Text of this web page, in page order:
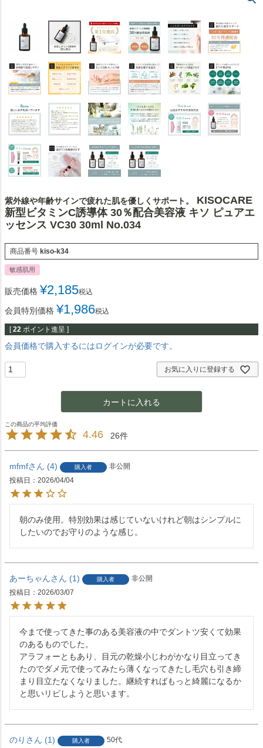
紫外線や年齢サインで疲れた肌を優しくサポート。
KISOCARE
新型ビタミンC誘導体 30％配合美容液 キソ ピュアエ
ッセンス VC30 30ml No.034
商品番号 kiso-k34
敏感肌用
販売価格 ¥2,185税込
会員特別価格 ¥1,986税込
[ 22 ポイント進呈 ]
会員価格で購入するにはログインが必要です。
お気に入りに登録する
カートに入れる
4.46 26
mfmf 4 購入者
非公開
投稿日
2026/04/04
朝のみ使用。特別効果は感じていないけれど朝はシンプルに
したいのでお守りのような感じ。
あーちゃん 1 購入者
非公開
投稿日
2026/03/07
今まで使ってきた事のある美容液の中でダントツ安くて効果
のあるものでした。
アラフォーともあり、目元の乾燥小じわがかなり目立ってき
たのでダメ元で使ってみたら薄くなってきたし毛穴も引き締
まり目立たなくなりました。継続すればもっと綺麗になるか
と思いリピしようと思います。
のり 1 購入者
50代